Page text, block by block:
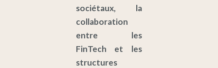
sociétaux, la
collaboration
entre les
FinTech et les
structures